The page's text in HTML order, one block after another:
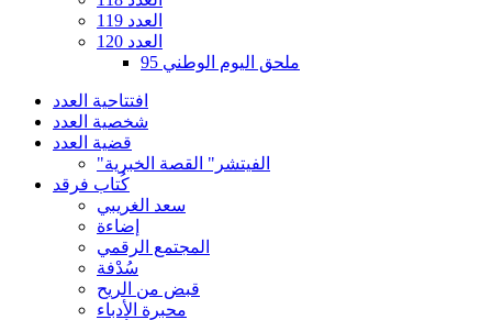
العدد 119
العدد 120
ملحق اليوم الوطني 95
افتتاحية العدد
شخصية العدد
قضية العدد
"الفيتشر" القصة الخبرية
كُتاب فرقد
سعد الغريبي
إضاءة
المجتمع الرقمي
سُدْفة
قبض من الريح
محبرة الأدباء